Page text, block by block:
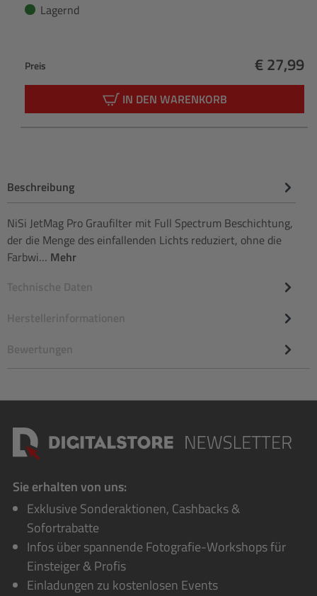
Lagernd
Preis € 27,99
IN DEN WARENKORB
Beschreibung
NiSi JetMag Pro Graufilter mit Full Spectrum Beschichtung,
der die Menge des einfallenden Lichts reduziert, ohne die
Farbwi… Mehr
Technische Daten
Herstellerinformationen
Bewertungen
Sie erhalten von uns:
Exklusive Sonderaktionen, Cashbacks &
Sofortrabatte
Infos über spannende Fotografie-Workshops für
Einsteiger & Profis
Einladungen zu kostenlosen Events